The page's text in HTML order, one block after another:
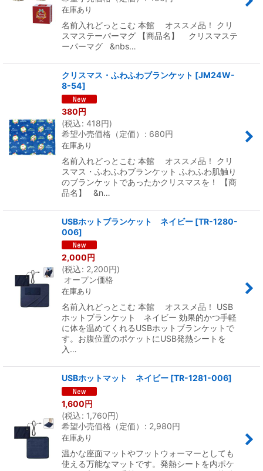
在庫あり
名前入れどっとこむ 本館 オススメ品！ クリ
スマステーパーマグ 【商品名】 クリスマステ
ーパーマグ &nbs…
クリスマス・ふわふわブランケット [JM24W-
8-54]
380円
(税込: 418円)
希望小売価格（定価）
: 680円
在庫あり
名前入れどっとこむ 本館 オススメ品！ クリ
スマス・ふわふわブランケット ふわふわ肌触り
のブランケットであったかクリスマスを！ 【商
品名】 &n…
USBホットブランケット ネイビー [TR-1280-
006]
2,000円
(税込: 2,200円)
オープン価格
在庫あり
名前入れどっとこむ 本館 オススメ品！ USB
ホットブランケット ネイビー 効果的かつ手軽
に体を温めてくれるUSBホットブランケットで
す。お腹位置のポケットにUSB発熱シートを
入…
USBホットマット ネイビー [TR-1281-006]
1,600円
(税込: 1,760円)
希望小売価格（定価）
: 2,980円
在庫あり
温かな座面マットやフットウォーマーとしても
使える万能なマットです。発熱シートを内ポケ